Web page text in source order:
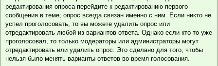
редактирования опроса перейдите к редактированию первого
сообщения в теме; опрос всегда связан именно с ним. Если никто не
успел проголосовать, то вы можете удалить опрос или
отредактировать любой из вариантов ответа. Однако если кто-то уже
проголосовал, то только модераторы или администраторы могут
отредактировать или удалить опрос. Это сделано для того, чтобы
нельзя было менять варианты ответов во время голосования.